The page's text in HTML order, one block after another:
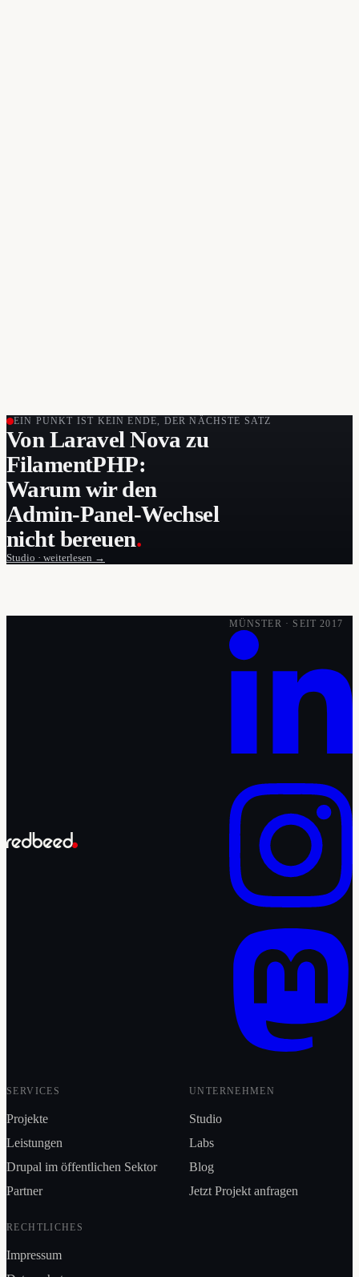
EIN PUNKT IST KEIN ENDE, DER NÄCHSTE SATZ
Von Laravel Nova zu
FilamentPHP:
Warum wir den
Admin-Panel-Wechsel
nicht bereuen.
Studio · weiterlesen →
MÜNSTER · SEIT 2017
SERVICES
Projekte
Leistungen
Drupal im öffentlichen Sektor
Partner
UNTERNEHMEN
Studio
Labs
Blog
Jetzt Projekt anfragen
RECHTLICHES
Impressum